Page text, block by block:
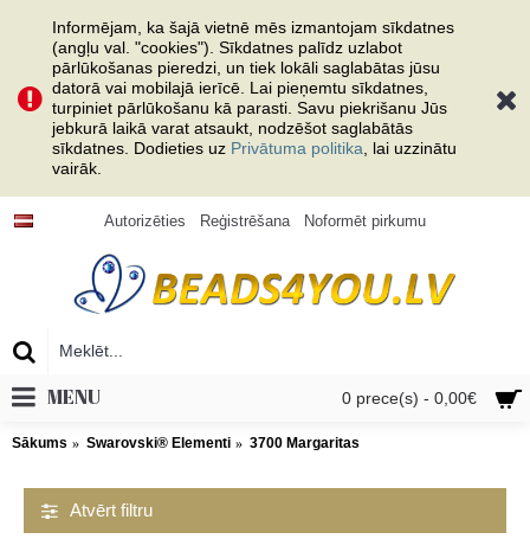
Informējam, ka šajā vietnē mēs izmantojam sīkdatnes
(angļu val. "cookies"). Sīkdatnes palīdz uzlabot
pārlūkošanas pieredzi, un tiek lokāli saglabātas jūsu
datorā vai mobilajā ierīcē. Lai pieņemtu sīkdatnes,
turpiniet pārlūkošanu kā parasti. Savu piekrišanu Jūs
jebkurā laikā varat atsaukt, nodzēšot saglabātās
sīkdatnes. Dodieties uz Privātuma politika , lai uzzinātu
vairāk.
Autorizēties Reģistrēšana Noformēt pirkumu
0 prece(s) - 0,00€
MENU
Sākums Swarovski® Elementi 3700 Margaritas
Atvērt filtru